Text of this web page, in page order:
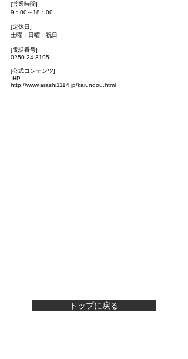
[営業時間]
9：00～18：00
[定休日]
土曜・日曜・祝日
[電話番号]
0250-24-3195
[公式コンテンツ]
-HP-
http://www.arashi1114.jp/kaiundou.html
トップに戻る